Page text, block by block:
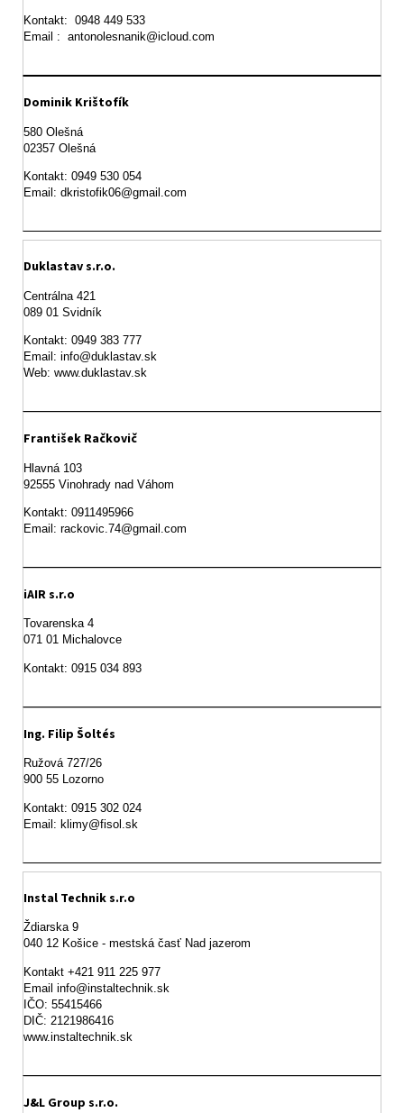
Kontakt:  0948 449 533
Email :  antonolesnanik@icloud.com
Dominik Krištofík
580 Olešná
Kontakt: 0949 530 054
Email: dkristofik06@gmail.com
Duklastav s.r.o.
Centrálna 421
089 01 Svidník
Kontakt: 0949 383 777
Email: info@duklastav.sk
Web: www.duklastav.sk
František Račkovič
Hlavná 103
92555 Vinohrady nad Váhom
Kontakt: 0911495966
Email: rackovic.74@gmail.com
iAIR s.r.o
Tovarenska 4
071 01 Michalovce
Ing. Filip Šoltés
Ružová 727/26
900 55 Lozorno
Kontakt: 0915 302 024
Email: klimy@fisol.sk
Instal Technik s.r.o
Ždiarska 9
Kontakt +421 911 225 977
Email info@instaltechnik.sk
IČO: 55415466
DIČ: 2121986416
www.instaltechnik.sk
J&L Group s.r.o.